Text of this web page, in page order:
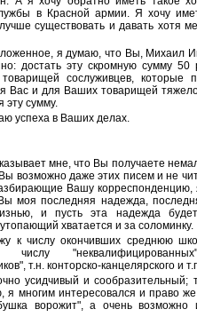
в Красной армии. Я хочу
существовать и давать хотя
я думаю, что Вы, Михаил
достать эту скромную сумму 50
сослуживцев, которые
Вас и для Ваших товарищей
эту сумму.
успеха в Ваших делах.
мне, что Вы получаете
возможно даже этих писем и не
Вашу корреспонденцию,
моя последняя надежда,
и пусть эта надежда
хватается и за соломинку.
к числу окончивших среднюю
т.н. конторско-канцелярского и
усидчивый и сообразительный;
я многим интересовался и право
ворожит", а очень возможно